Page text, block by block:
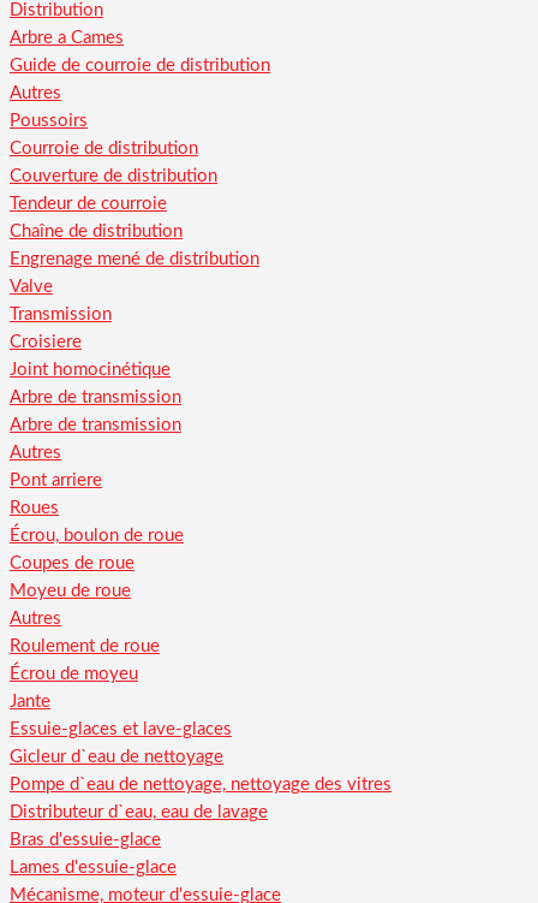
Distribution
Arbre a Cames
Guide de courroie de distribution
Autres
Poussoirs
Courroie de distribution
Couverture de distribution
Tendeur de courroie
Chaîne de distribution
Engrenage mené de distribution
Valve
Transmission
Croisiere
Joint homocinétique
Arbre de transmission
Arbre de transmission
Autres
Pont arriere
Roues
Écrou, boulon de roue
Coupes de roue
Moyeu de roue
Autres
Roulement de roue
Écrou de moyeu
Jante
Essuie-glaces et lave-glaces
Gicleur d`eau de nettoyage
Pompe d`eau de nettoyage, nettoyage des vitres
Distributeur d`eau, eau de lavage
Bras d'essuie-glace
Lames d'essuie-glace
Mécanisme, moteur d'essuie-glace